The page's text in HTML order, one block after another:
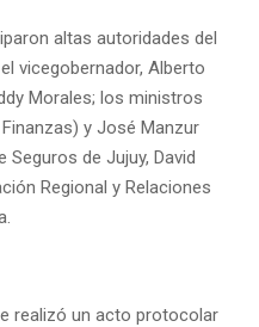
altas autoridades del
vicegobernador, Alberto
Morales; los ministros
y José Manzur
de Jujuy, David
Regional y Relaciones
realizó un acto protocolar